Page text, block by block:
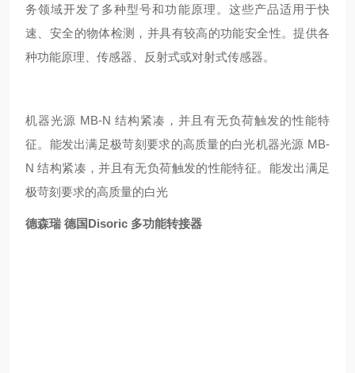
务领域开发了多种型号和功能原理。这些产品适用于快
速、安全的物体检测，并具有较高的功能安全性。提供各
种功能原理、传感器、反射式或对射式传感器。
机器光源 MB-N 结构紧凑，并且有无负荷触发的性能特
征。能发出满足极苛刻要求的高质量的白光机器光源 MB-
N 结构紧凑，并且有无负荷触发的性能特征。能发出满足
极苛刻要求的高质量的白光
德森瑞 德国Disoric 多功能转接器